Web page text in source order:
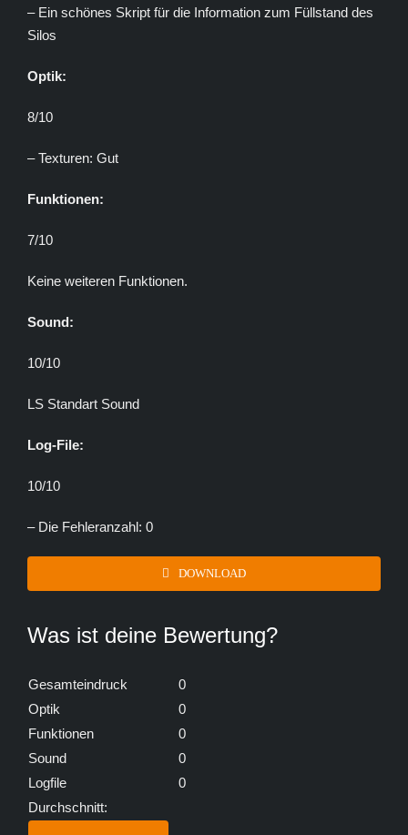
– Ein schönes Skript für die Information zum Füllstand des
Silos
Optik:
8/10
– Texturen: Gut
Funktionen:
7/10
Keine weiteren Funktionen.
Sound:
10/10
LS Standart Sound
Log-File:
10/10
– Die Fehleranzahl: 0
DOWNLOAD
Was ist deine Bewertung?
Gesamteindruck
0
Optik
0
Funktionen
0
Sound
0
Logfile
0
Durchschnitt: